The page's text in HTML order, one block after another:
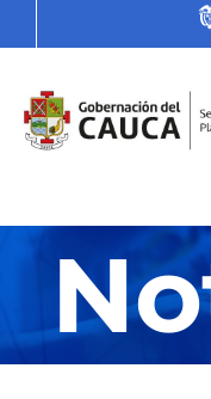
to
content
Indicadores